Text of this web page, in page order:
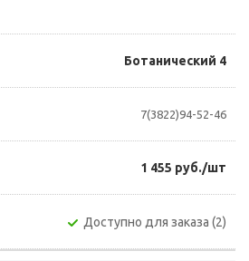
Ботанический 4
7(3822)94-52-46
1 455 руб./шт
Доступно для заказа (2)